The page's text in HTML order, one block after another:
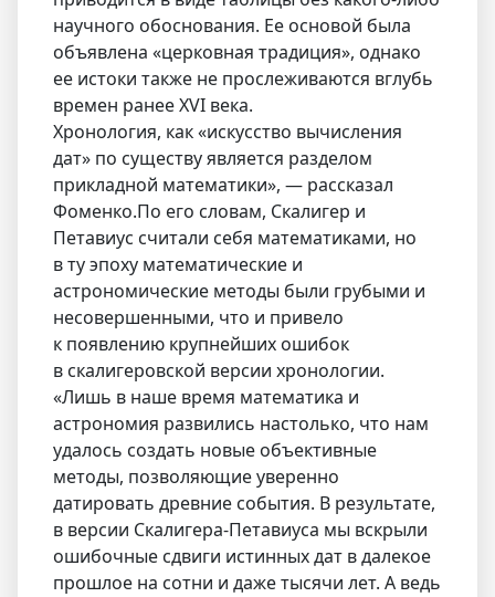
научного обоснования. Ее основой была
объявлена «церковная традиция», однако
ее истоки также не прослеживаются вглубь
времен ранее XVI века.
Хронология, как «искусство вычисления
дат» по существу является разделом
прикладной математики», — рассказал
Фоменко.По его словам, Скалигер и
Петавиус считали себя математиками, но
в ту эпоху математические и
астрономические методы были грубыми и
несовершенными, что и привело
к появлению крупнейших ошибок
в скалигеровской версии хронологии.
«Лишь в наше время математика и
астрономия развились настолько, что нам
удалось создать новые объективные
методы, позволяющие уверенно
датировать древние события. В результате,
в версии Скалигера-Петавиуса мы вскрыли
ошибочные сдвиги истинных дат в далекое
прошлое на сотни и даже тысячи лет. А ведь